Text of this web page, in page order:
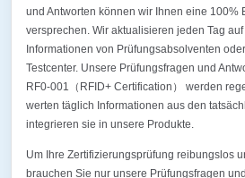
und Antworten können wir Ihnen eine 100%
versprechen. Wir aktualisieren jeden Tag
Informationen von Prüfungsabsolventen
Testcenter. Unsere Prüfungsfragen und
RF0-001（RFID+ Certification） werden
werten täglich Informationen aus den
integrieren sie in unsere Produkte.
Um Ihre Zertifizierungsprüfung reibungslos
brauchen Sie nur unsere Prüfungsfragen